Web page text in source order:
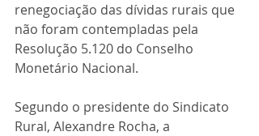
renegociação das dívidas rurais que
não foram contempladas pela
Resolução 5.120 do Conselho
Monetário Nacional.
Segundo o presidente do Sindicato
Rural, Alexandre Rocha, a